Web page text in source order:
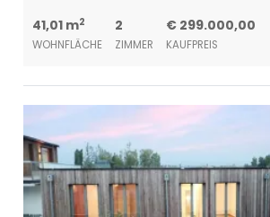
41,01 m2
WOHNFLÄCHE
2
ZIMMER
€ 299.000,00
KAUFPREIS